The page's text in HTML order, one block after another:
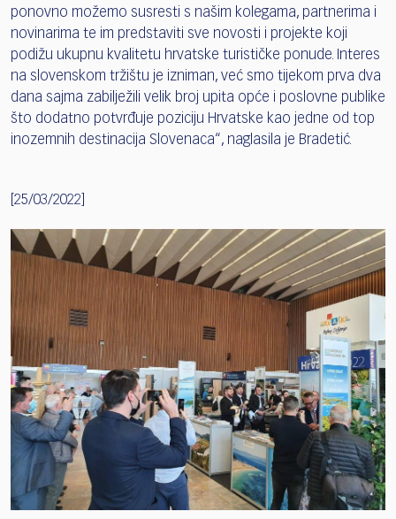
ponovno možemo susresti s našim kolegama, partnerima i
novinarima te im predstaviti sve novosti i projekte koji
podižu ukupnu kvalitetu hrvatske turističke ponude. Interes
na slovenskom tržištu je izniman, već smo tijekom prva dva
dana sajma zabilježili velik broj upita opće i poslovne publike
što dodatno potvrđuje poziciju Hrvatske kao jedne od top
inozemnih destinacija Slovenaca“, naglasila je Bradetić.
[25/03/2022]